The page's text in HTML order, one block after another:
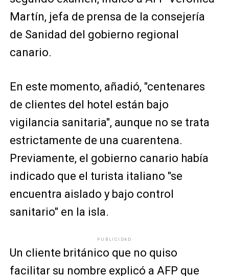
Martín, jefa de prensa de la consejería
de Sanidad del gobierno regional
canario.
En este momento, añadió, "centenares
de clientes del hotel están bajo
vigilancia sanitaria", aunque no se trata
estrictamente de una cuarentena.
Previamente, el gobierno canario había
indicado que el turista italiano "se
encuentra aislado y bajo control
sanitario" en la isla.
PUBLICIDAD
Un cliente británico que no quiso
facilitar su nombre explicó a AFP que